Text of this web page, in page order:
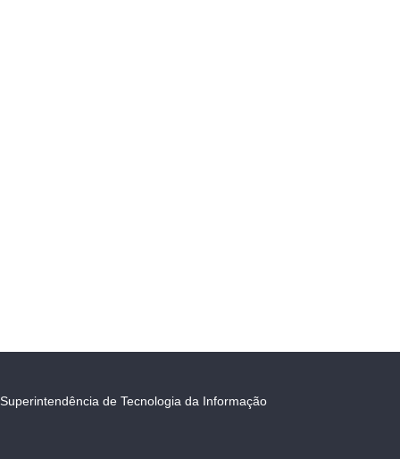
Superintendência de Tecnologia da Informação